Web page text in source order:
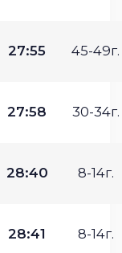
27:55 45-49г.
27:58 30-34г.
28:40 8-14г.
28:41 8-14г.